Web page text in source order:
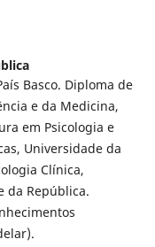
Basco. Diploma de
e da Medicina,
em Psicologia e
Universidade da
Clínica,
da República.